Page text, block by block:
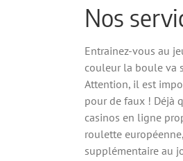
Nos
Entrainez-vous au
couleur la boule va
Attention, il est
pour de faux ! Déjà
casinos en ligne
roulette
supplémentaire au